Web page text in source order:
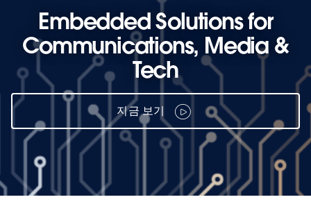
Embedded Solutions for
Communications, Media &
Tech
지금 보기